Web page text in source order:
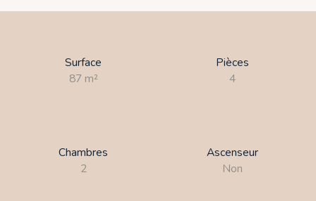
Surface
87 m²
Pièces
4
Chambres
2
Ascenseur
Non